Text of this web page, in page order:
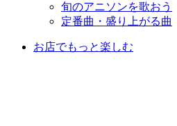
旬のアニソンを歌おう
定番曲・盛り上がる曲
お店でもっと楽しむ